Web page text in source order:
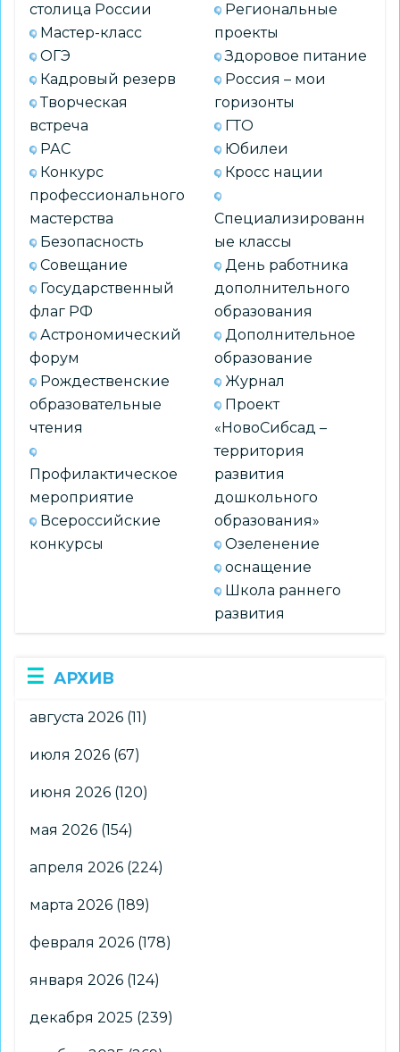
столица России
Мастер-класс
ОГЭ
Кадровый резерв
Творческая
встреча
РАС
Конкурс
профессионального
мастерства
Безопасность
Совещание
Государственный
флаг РФ
Астрономический
форум
Рождественские
образовательные
чтения
Профилактическое
мероприятие
Всероссийские
конкурсы
Региональные
проекты
Здоровое питание
Россия – мои
горизонты
ГТО
Юбилеи
Кросс нации
Специализированн
ые классы
День работника
дополнительного
образования
Дополнительное
образование
Журнал
Проект
«НовоСибсад –
территория
развития
дошкольного
образования»
Озеленение
оснащение
Школа раннего
развития
АРХИВ
августа 2026 (11)
июля 2026 (67)
июня 2026 (120)
мая 2026 (154)
апреля 2026 (224)
марта 2026 (189)
февраля 2026 (178)
января 2026 (124)
декабря 2025 (239)